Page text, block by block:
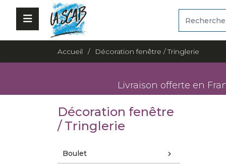
Accueil Décoration fenêtre / Tringlerie
Livraison offerte en
Décoration fenêtre
/ Tringlerie
Boulet